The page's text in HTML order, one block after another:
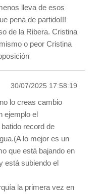
lleva de esos
pena de partido!!!
de la Ribera. Cristina
o peor Cristina
30/07/2025 17:58:19
lo creas cambio
ejemplo el
record de
lo mejor es un
que está bajando en
está subiendo el
la primera vez en